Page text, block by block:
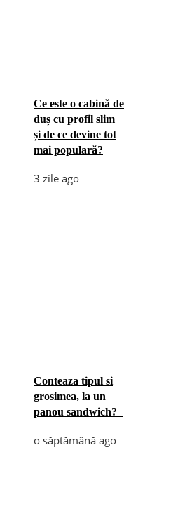
Ce este o cabină de
duș cu profil slim
și de ce devine tot
mai populară?
3 zile ago
Conteaza tipul si
grosimea, la un
panou sandwich?
o săptămână ago